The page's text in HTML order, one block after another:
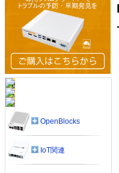
OpenBlocks
IoT関連